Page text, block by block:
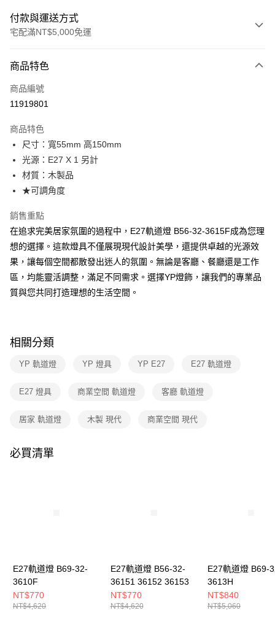
付款與運送方式
宅配滿NT$5,000免運
信用卡一次付款
LINE Pay
街口支付
悠遊付
Google Pay
全盈+PAY
AFTEE先享後付
相關說明
【關於「AFTEE先享後付」】
AFTEE先享後付是「在收到商品之後才付款」的支付方式。 讓您購物簡單
便利好安心！
１．簡單：不需註冊會員、不需綁卡、不需儲值。
【「AFTEE先享後付」結帳流程】
１．於結帳方式選擇「AFTEE先享後付」後，將跳轉至「AFTEE先享後付」
結帳頁面，進行簡訊認證並確認金額後，即可完成結帳。
ATM／網路銀行／等多元方式進行付款，方視為交易完成。
購買商品的店家。未經商家同意取消之訂單仍視為有效，需透過AFTEE先享
是否繳費成功／繳費後需取消欲退款等相關疑問，請聯繫「AFTEE先享後付
客戶支援中心」
任。
４．使用「AFTEE先享後付」時，將依據個別帳號之用戶狀況，依本公司即
時審查核予不同之上限額度；若仍有額度不足之情形，本公司將視審查結果
請求用戶進行身份認證。
每筆NT$180，滿NT$5,000(含以上)免運費
商品特色
商品編號
11919801
商品特色
尺寸：寬55mm 高150mm
光源：E27 X 1 另計
材質：木製品
★可調角度
銷售重點
在追求完美居家氛圍的過程中，E27軌道燈 B56-32-3615F成為您理
想的選擇。這款燈具不僅展現現代設計美學，還提供卓越的光源效
果，讓每個空間都散發出迷人的氛圍。無論是客廳、餐廳還是工作
區，均能靈活調整，滿足不同需求。選擇YP燈飾，讓我們的專業品
質與您共同打造理想的生活空間。
相關分類
YP 軌道燈 YP 燈具 YP E27 E27 軌道燈
E27 燈具 商業空間 軌道燈 客廳 軌道燈
居家 軌道燈 木製 現代 商業空間 現代
必買清單
E27軌道燈 B69-32-
3610F
NT$770
NT$4,620
E27軌道燈 B56-32-
36151 36152 36153
NT$770
NT$4,620
E27軌道燈 B69-
3613H
NT$840
NT$5,060